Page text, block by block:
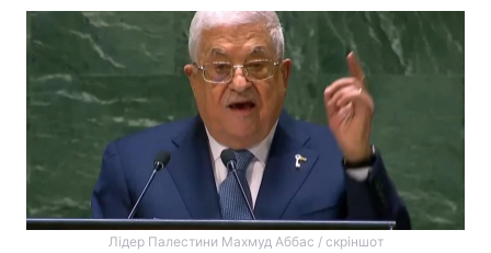
Лідер Палестини Махмуд Аббас / скріншот